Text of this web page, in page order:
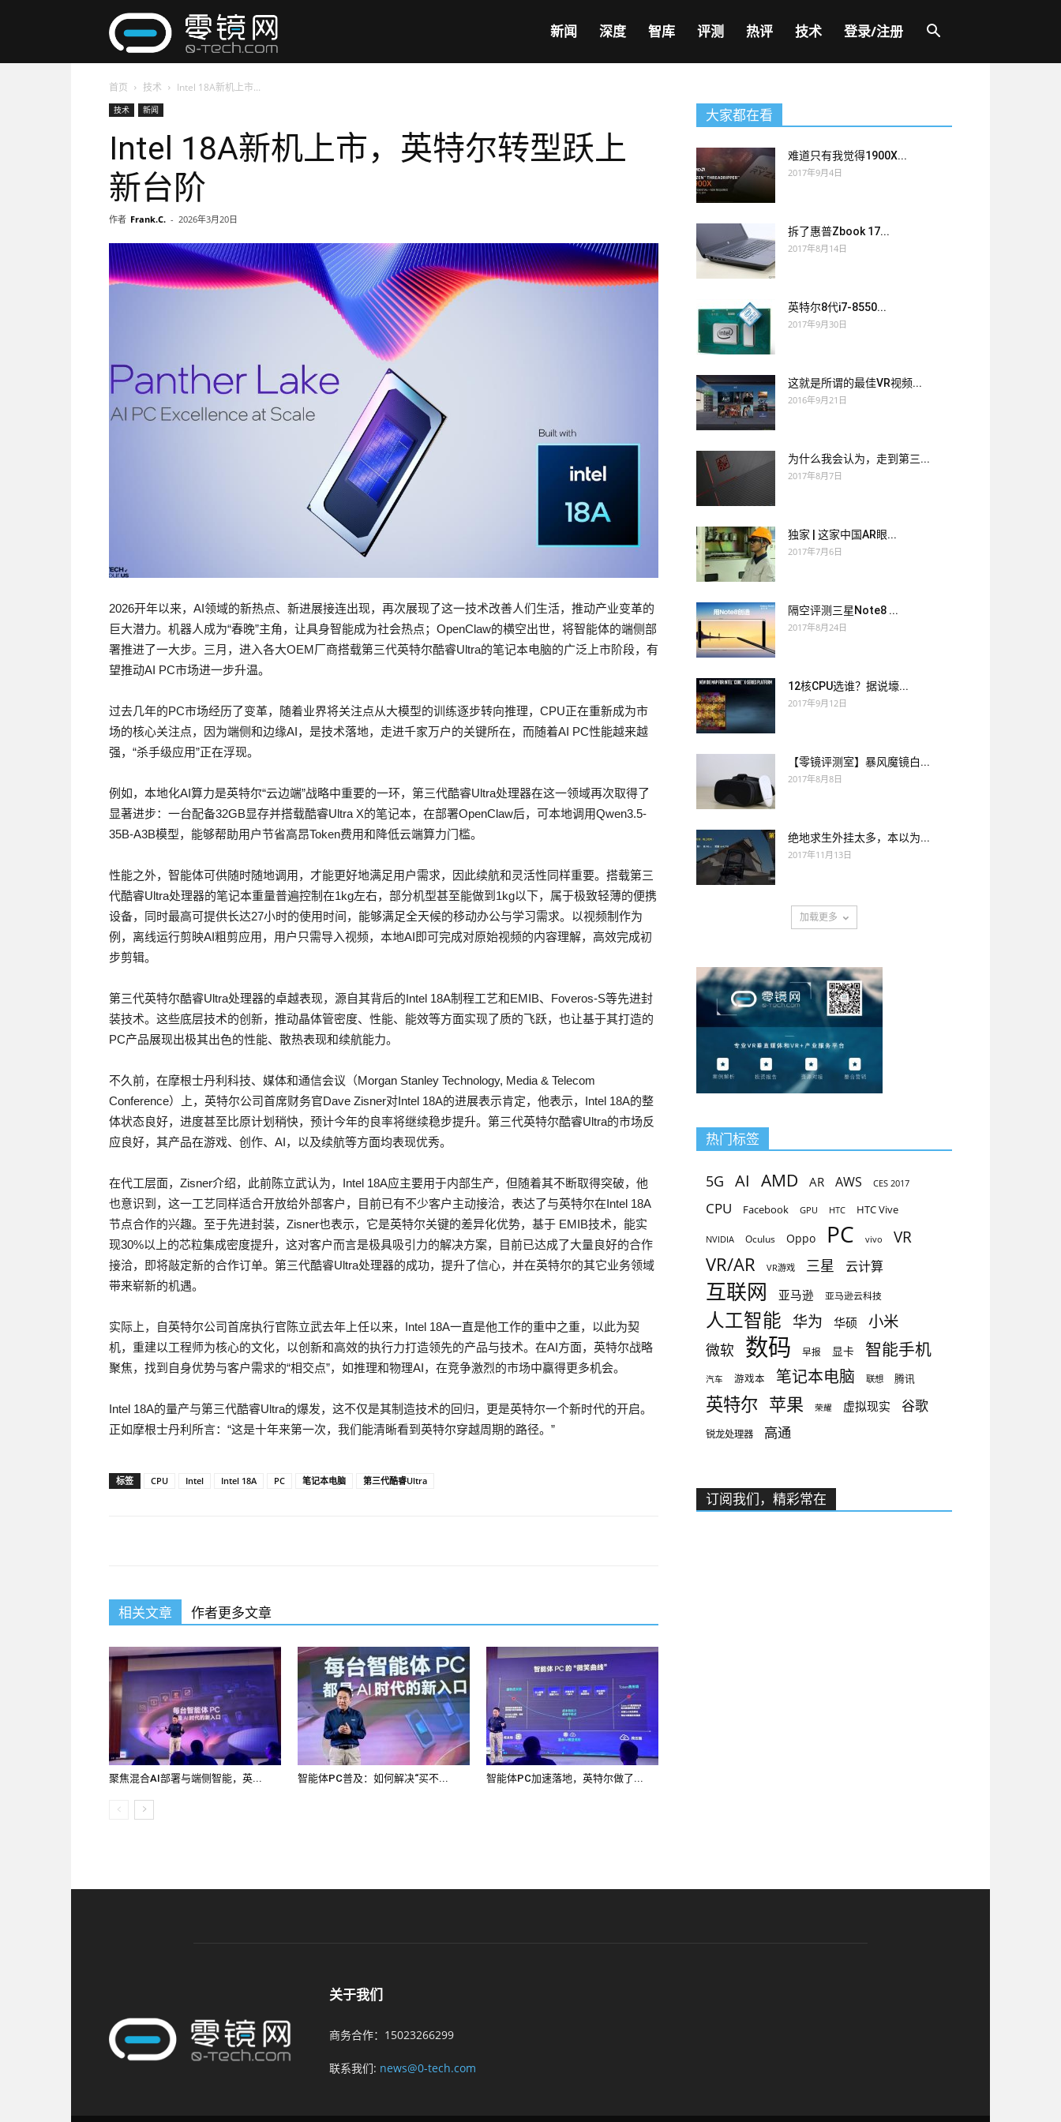
网
新闻 深度 智库 评测 热评 技术 登录/注册
首页 技术 Intel 18A新机上市...
技术 新闻
Intel 18A新机上市，英特尔转型跃上
新台阶
作者 Frank.C. - 2026年3月20日
2026开年以来，AI领域的新热点、新进展接连出现，再次展现了这一技术改善人们生活，推动产业变革的
巨大潜力。机器人成为“春晚”主角，让具身智能成为社会热点；OpenClaw的横空出世，将智能体的端侧部
署推进了一大步。三月，进入各大OEM厂商搭载第三代英特尔酷睿Ultra的笔记本电脑的广泛上市阶段，有
望推动AI PC市场进一步升温。
过去几年的PC市场经历了变革，随着业界将关注点从大模型的训练逐步转向推理，CPU正在重新成为市
场的核心关注点，因为端侧和边缘AI，是技术落地，走进千家万户的关键所在，而随着AI PC性能越来越
强，“杀手级应用”正在浮现。
例如，本地化AI算力是英特尔“云边端”战略中重要的一环，第三代酷睿Ultra处理器在这一领域再次取得了
显著进步：一台配备32GB显存并搭载酷睿Ultra X的笔记本，在部署OpenClaw后，可本地调用Qwen3.5-
35B-A3B模型，能够帮助用户节省高昂Token费用和降低云端算力门槛。
性能之外，智能体可供随时随地调用，才能更好地满足用户需求，因此续航和灵活性同样重要。搭载第三
代酷睿Ultra处理器的笔记本重量普遍控制在1kg左右，部分机型甚至能做到1kg以下，属于极致轻薄的便携
设备，同时最高可提供长达27小时的使用时间，能够满足全天候的移动办公与学习需求。以视频制作为
例，离线运行剪映AI粗剪应用，用户只需导入视频，本地AI即可完成对原始视频的内容理解，高效完成初
步剪辑。
第三代英特尔酷睿Ultra处理器的卓越表现，源自其背后的Intel 18A制程工艺和EMIB、Foveros-S等先进封
装技术。这些底层技术的创新，推动晶体管密度、性能、能效等方面实现了质的飞跃，也让基于其打造的
PC产品展现出极其出色的性能、散热表现和续航能力。
不久前，在摩根士丹利科技、媒体和通信会议（Morgan Stanley Technology, Media & Telecom
Conference）上，英特尔公司首席财务官Dave Zisner对Intel 18A的进展表示肯定，他表示，Intel 18A的整
体状态良好，进度甚至比原计划稍快，预计今年的良率将继续稳步提升。第三代英特尔酷睿Ultra的市场反
应良好，其产品在游戏、创作、AI，以及续航等方面均表现优秀。
在代工层面，Zisner介绍，此前陈立武认为，Intel 18A应主要用于内部生产，但随着其不断取得突破，他
也意识到，这一工艺同样适合开放给外部客户，目前已有不少客户主动接洽，表达了与英特尔在Intel 18A
节点合作的兴趣。至于先进封装，Zisner也表示，它是英特尔关键的差异化优势，基于 EMIB技术，能实
现30%以上的芯粒集成密度提升，这对客户而言是极具吸引力的解决方案，目前已达成了大量良好的合作
接洽，即将敲定新的合作订单。第三代酷睿Ultra处理器的成功，提升了信心，并在英特尔的其它业务领域
带来崭新的机遇。
实际上，自英特尔公司首席执行官陈立武去年上任以来，Intel 18A一直是他工作的重中之重，以此为契
机，重建以工程师为核心的文化，以创新和高效的执行力打造领先的产品与技术。在AI方面，英特尔战略
聚焦，找到自身优势与客户需求的“相交点”，如推理和物理AI，在竞争激烈的市场中赢得更多机会。
Intel 18A的量产与第三代酷睿Ultra的爆发，这不仅是其制造技术的回归，更是英特尔一个新时代的开启。
正如摩根士丹利所言：“这是十年来第一次，我们能清晰看到英特尔穿越周期的路径。”
标签 CPU Intel Intel 18A PC 笔记本电脑 第三代酷睿Ultra
相关文章 作者更多文章
聚焦混合AI部署与端侧智能，英... 智能体PC普及：如何解决“买不... 智能体PC加速落地，英特尔做了...
大家都在看
难道只有我觉得1900X...
2017年9月4日
拆了惠普Zbook 17...
2017年8月14日
英特尔8代i7-8550...
2017年9月30日
这就是所谓的最佳VR视频...
2016年9月21日
为什么我会认为，走到第三...
2017年8月7日
独家 | 这家中国AR眼...
2017年7月6日
隔空评测三星Note8 ...
2017年8月24日
12核CPU选谁？据说壕...
2017年9月12日
【零镜评测室】暴风魔镜白...
2017年8月8日
绝地求生外挂太多，本以为...
2017年11月13日
加载更多
热门标签
5G AI AMD AR AWS CES 2017
CPU Facebook GPU HTC HTC Vive
NVIDIA Oculus Oppo PC vivo VR
VR/AR VR游戏 三星 云计算
互联网 亚马逊 亚马逊云科技
人工智能 华为 华硕 小米
微软 数码 早报 显卡 智能手机
汽车 游戏本 笔记本电脑 联想 腾讯
英特尔 苹果 荣耀 虚拟现实 谷歌
锐龙处理器 高通
订阅我们，精彩常在
关于我们
商务合作：15023266299
联系我们: news@0-tech.com